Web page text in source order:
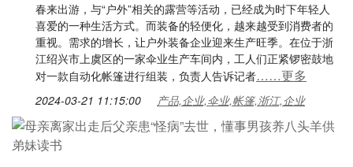
春来出游，与“户外”相关的露营等活动，已经成为时下年轻人
喜爱的一种生活方式。而装备的轻便化，越来越受到消费者的
重视。需求的增长，让户外装备企业迎来生产旺季。在位于浙
江绍兴市上虞区的一家伞业生产车间内，工人们正紧锣密鼓地
对一款自动化帐篷进行组装，负责人告诉记者……更多
2024-03-21 11:15:00 产品,企业,伞业,帐篷,浙江,企业